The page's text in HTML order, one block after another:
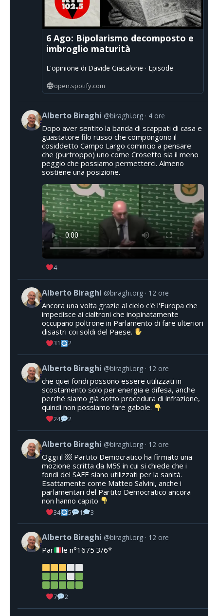
6 Ago: Bipolarismo decomposto e
imbroglio maturità
L'opinione di Davide Giacalone · Episode
open.spotify.com
Alberto Biraghi @biraghi.org 4 ore
Dopo aver sentito la banda di scappati di casa e
guastatore filo russo che compongono il
cosiddetto Campo Largo comincio a pensare
che (purtroppo) uno come Crosetto sia il meno
peggio che possiamo permetterci. Almeno
sostiene una posizione.
4
Alberto Biraghi @biraghi.org 12 ore
Ancora una volta grazie al cielo c'è l'Europa che
impedisce ai cialtroni che inopinatamente
occupano poltrone in Parlamento di fare ulteriori
disastri coi soldi del Paese.
31 2
Alberto Biraghi @biraghi.org 12 ore
che quei fondi possono essere utilizzati in
scostamento solo per energia e difesa, anche
perché siamo già sotto procedura di infrazione,
quindi non possiamo fare gabole.
24 2
Alberto Biraghi @biraghi.org 12 ore
Oggi il ￼ Partito Democratico ha firmato una
mozione scritta da M5S in cui si chiede che i
fondi del SAFE siano utilizzati per la sanità.
Esattamente come Matteo Salvini, anche i
parlamentari del Partito Democratico ancora
non hanno capito
34 5 1 3
Alberto Biraghi @biraghi.org 12 ore
Par le n°1675 3/6*
7 2